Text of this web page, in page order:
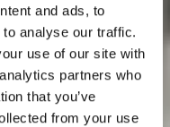
and ads, to
analyse our traffic.
use of our site with
partners who
that you’ve
from your use